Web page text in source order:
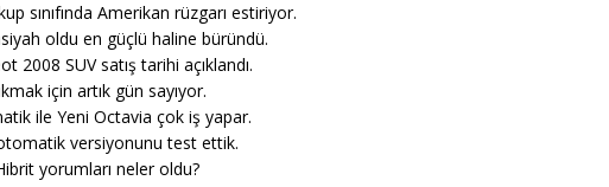
sınıfında Amerikan rüzgarı estiriyor.
oldu en güçlü haline büründü.
2008 SUV satış tarihi açıklandı.
için artık gün sayıyor.
ile Yeni Octavia çok iş yapar.
versiyonunu test ettik.
yorumları neler oldu?